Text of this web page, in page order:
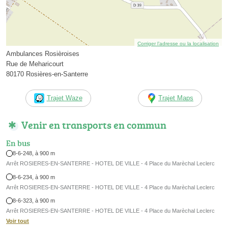
Corriger l’adresse ou la localisation
Ambulances Rosièroises
Rue de Meharicourt
80170 Rosières-en-Santerre
Trajet Waze Trajet Maps
Venir en transports en commun
En bus
8-6-248, à 900 m
Arrêt ROSIERES-EN-SANTERRE - HOTEL DE VILLE - 4 Place du Marèchal Leclerc
8-6-234, à 900 m
Arrêt ROSIERES-EN-SANTERRE - HOTEL DE VILLE - 4 Place du Marèchal Leclerc
8-6-323, à 900 m
Arrêt ROSIERES-EN-SANTERRE - HOTEL DE VILLE - 4 Place du Marèchal Leclerc
Voir tout